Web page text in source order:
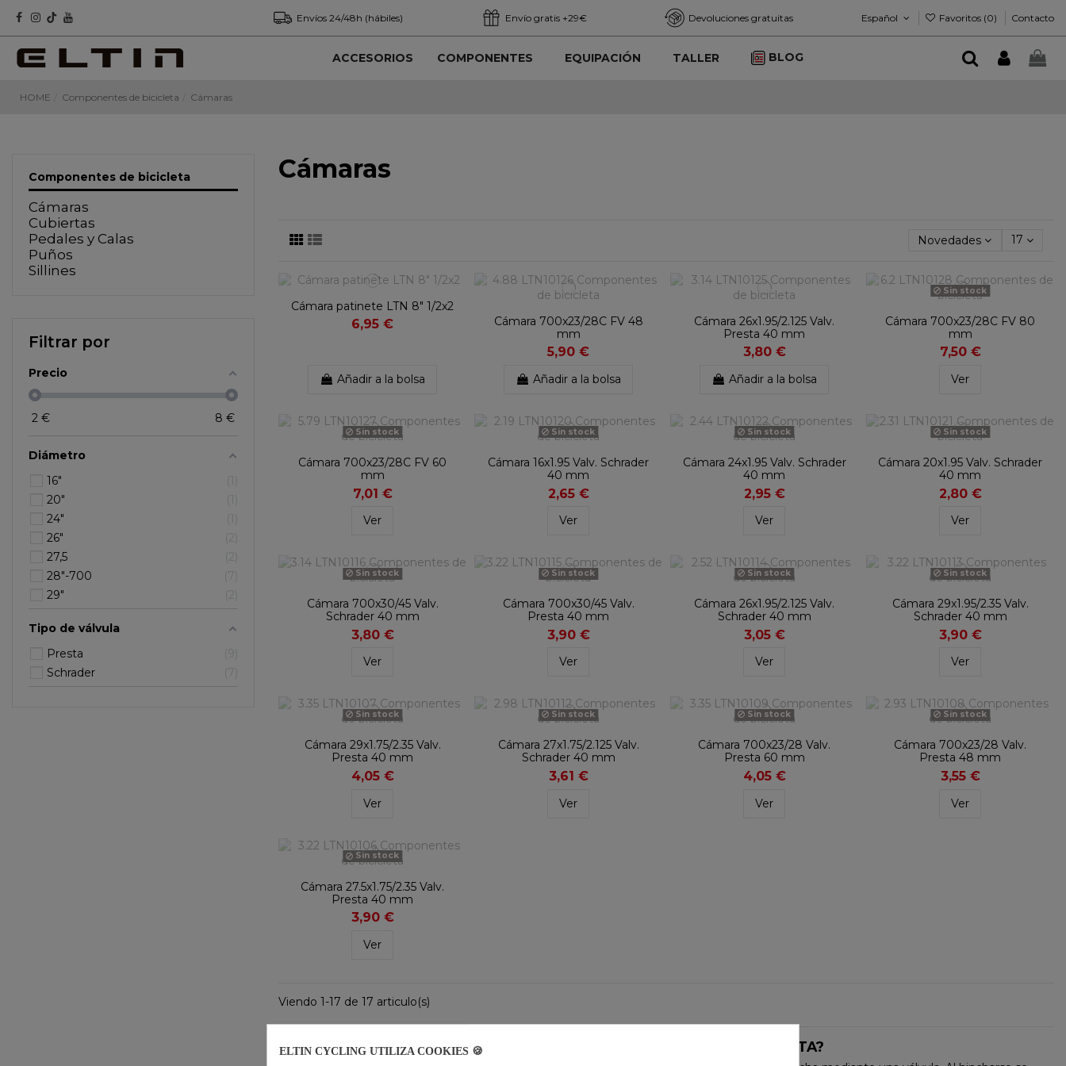
Envíos 24/48h (hábiles) Envío gratis +29€ Devoluciones gratuitas Español Favoritos (0) Contacto
ACCESORIOS COMPONENTES EQUIPACIÓN TALLER BLOG
HOME Componentes de bicicleta Cámaras
Cámaras
Novedades 17
Cámara patinete LTN 8" 1/2x2
6,95 €
Añadir a la bolsa
Cámara 700x23/28C FV 48
mm
5,90 €
Añadir a la bolsa
Cámara 26x1.95/2.125 Valv.
Presta 40 mm
3,80 €
Añadir a la bolsa
Sin stock
Cámara 700x23/28C FV 80
mm
7,50 €
Ver
Sin stock
Cámara 700x23/28C FV 60
mm
7,01 €
Ver
Sin stock
Cámara 16x1.95 Valv. Schrader
40 mm
2,65 €
Ver
Sin stock
Cámara 24x1.95 Valv. Schrader
40 mm
2,95 €
Ver
Sin stock
Cámara 20x1.95 Valv. Schrader
40 mm
2,80 €
Ver
Sin stock
Cámara 700x30/45 Valv.
Schrader 40 mm
3,80 €
Ver
Sin stock
Cámara 700x30/45 Valv.
Presta 40 mm
3,90 €
Ver
Sin stock
Cámara 26x1.95/2.125 Valv.
Schrader 40 mm
3,05 €
Ver
Sin stock
Cámara 29x1.95/2.35 Valv.
Schrader 40 mm
3,90 €
Ver
Sin stock
Cámara 29x1.75/2.35 Valv.
Presta 40 mm
4,05 €
Ver
Sin stock
Cámara 27x1.75/2.125 Valv.
Schrader 40 mm
3,61 €
Ver
Sin stock
Cámara 700x23/28 Valv.
Presta 60 mm
4,05 €
Ver
Sin stock
Cámara 700x23/28 Valv.
Presta 48 mm
3,55 €
Ver
Sin stock
Cámara 27.5x1.75/2.35 Valv.
Presta 40 mm
3,90 €
Ver
Viendo 1-17 de 17 articulo(s)
¿CÓMO ELEGIR TU CÁMARA DE BICICLETA?
Componentes de bicicleta
Cámaras
Cubiertas
Pedales y Calas
Puños
Sillines
Filtrar por
Precio
2 € 8 €
Diámetro
16"
1
20"
1
24"
1
26"
2
27,5
2
28"-700
7
29"
2
Tipo de válvula
Presta
Schrader
7
ELTIN CYCLING UTILIZA COOKIES 🍪